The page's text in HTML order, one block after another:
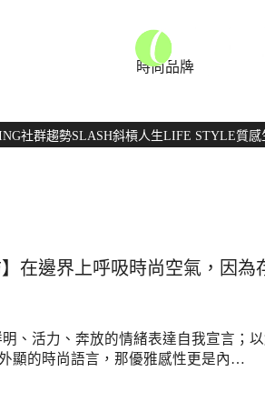
時尚品牌
社群趨勢SLASH斜槓人生LIFE STYLE質感
】在邊界上呼吸時尚空氣，因
、活力、奔放的情緒表達自我宣言；
顯的時尚語言，那優雅感性更是內…